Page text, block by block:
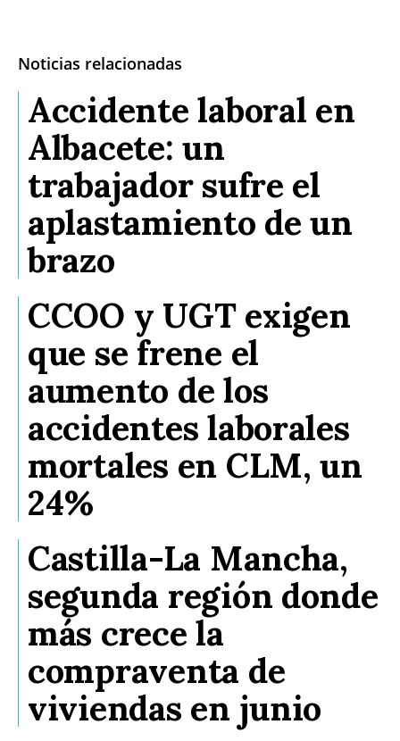
Noticias relacionadas
Accidente laboral en
Albacete: un
trabajador sufre el
aplastamiento de un
brazo
CCOO y UGT exigen
que se frene el
aumento de los
accidentes laborales
mortales en CLM, un
24%
Castilla-La Mancha,
segunda región donde
más crece la
compraventa de
viviendas en junio